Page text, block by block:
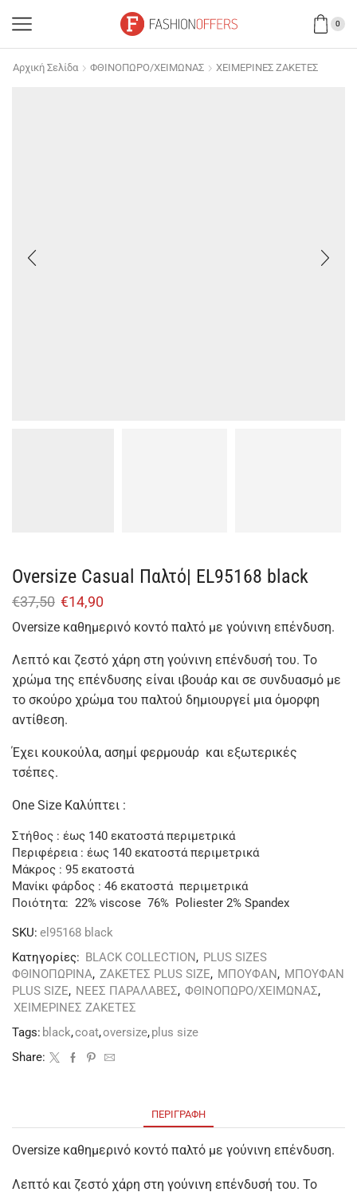
0
Αρχική Σελίδα ΦΘΙΝΟΠΩΡΟ/ΧΕΙΜΩΝΑΣ ΧΕΙΜΕΡΙΝΕΣ ΖΑΚΕΤΕΣ
Oversize Casual Παλτό| EL95168 black
€37,50 €14,90
Oversize καθημερινό κοντό παλτό με γούνινη επένδυση.
Λεπτό και ζεστό χάρη στη γούνινη επένδυσή του. Το
χρώμα της επένδυσης είναι ιβουάρ και σε συνδυασμό με
το σκούρο χρώμα του παλτού δημιουργεί μια όμορφη
αντίθεση.
Έχει κουκούλα, ασημί φερμουάρ και εξωτερικές
τσέπες.
One Size Καλύπτει :
Στήθος : έως 140 εκατοστά περιμετρικά
Περιφέρεια : έως 140 εκατοστά περιμετρικά
Μάκρος : 95 εκατοστά
Μανίκι φάρδος : 46 εκατοστά περιμετρικά
Ποιότητα: 22% viscose 76% Poliester 2% Spandex
SKU: el95168 black
Κατηγορίες: BLACK COLLECTION, PLUS SIZES
ΦΘΙΝΟΠΩΡΙΝΑ, ΖΑΚΕΤΕΣ PLUS SIZE, ΜΠΟΥΦΑΝ, ΜΠΟΥΦΑΝ
PLUS SIZE, ΝΕΕΣ ΠΑΡΑΛΑΒΕΣ, ΦΘΙΝΟΠΩΡΟ/ΧΕΙΜΩΝΑΣ,
ΧΕΙΜΕΡΙΝΕΣ ΖΑΚΕΤΕΣ
Tags: black,coat,oversize,plus size
Share:
ΠΕΡΙΓΡΑΦΉ
Oversize καθημερινό κοντό παλτό με γούνινη επένδυση.
Λεπτό και ζεστό χάρη στη γούνινη επένδυσή του. Το